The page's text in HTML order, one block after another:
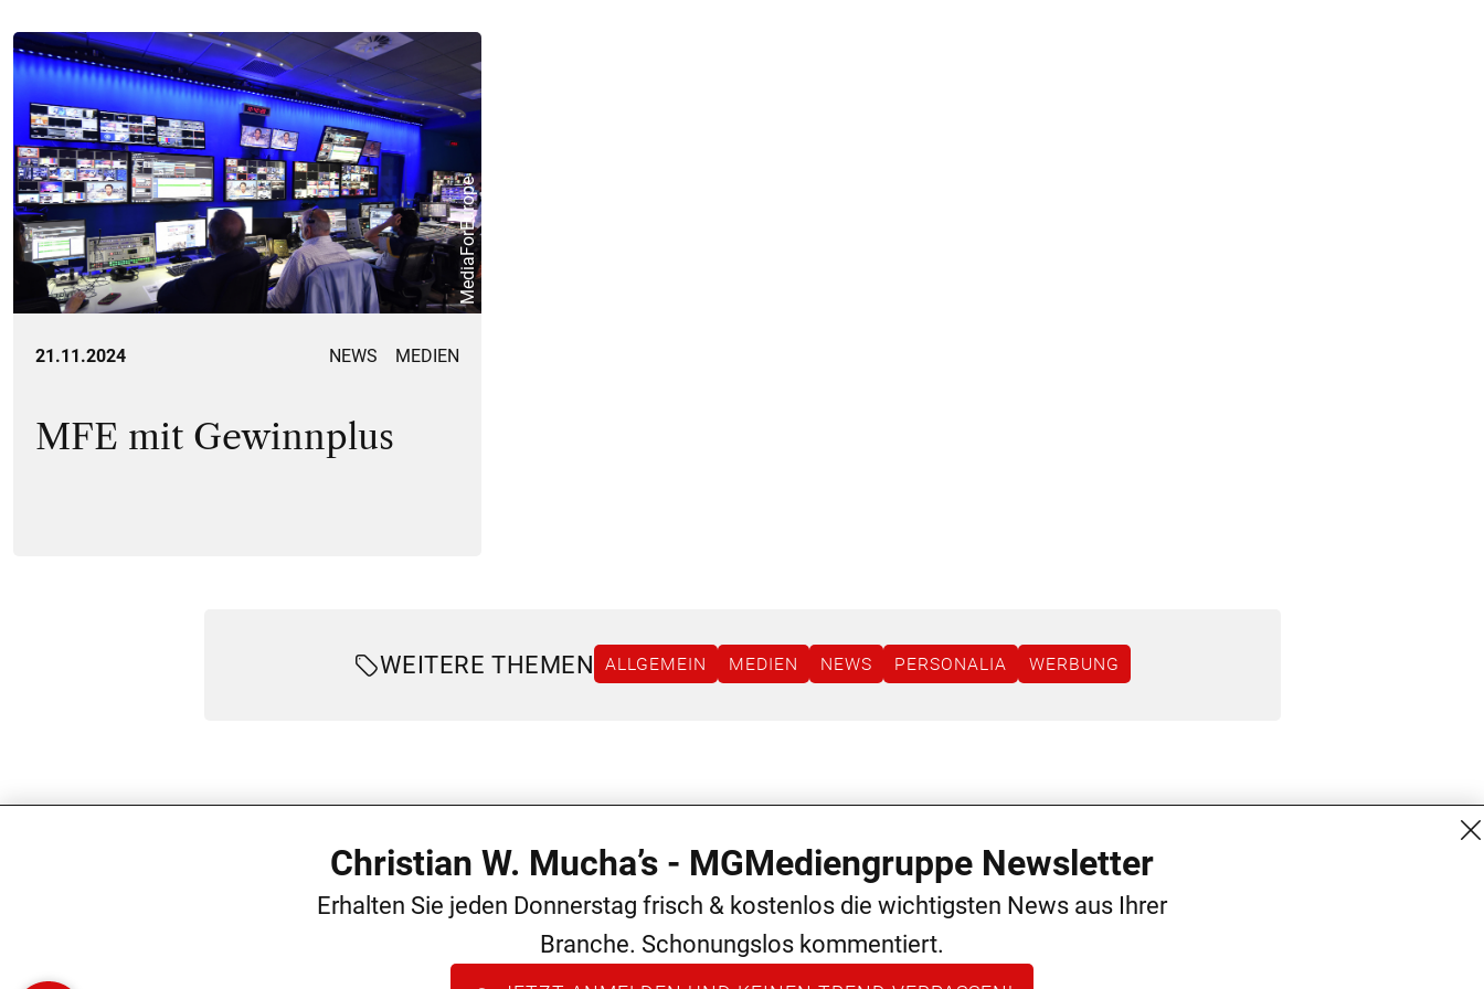
MediaForEurope
21.11.2024 NEWS MEDIEN
MFE mit Gewinnplus
WEITERE THEMEN ALLGEMEIN MEDIEN NEWS PERSONALIA WERBUNG
Burgring 1/7
Christian W. Mucha’s - MGMediengruppe Newsletter
Erhalten Sie jeden Donnerstag frisch & kostenlos die wichtigsten News aus Ihrer
Branche. Schonungslos kommentiert.